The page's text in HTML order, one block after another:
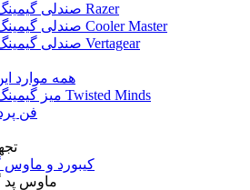
صندلی گیمینگ Razer
صندلی گیمینگ Cooler Master
صندلی گیمینگ Vertagear
همه موارد
میز گیمینگ Twisted Minds
فن
کیبورد و ماوس
ماوس پد